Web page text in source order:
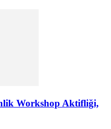
Workshop Aktifliği,